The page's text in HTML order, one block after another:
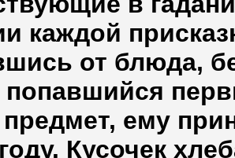
каждой
от блюда,
попавшийся
ему
Кусочек